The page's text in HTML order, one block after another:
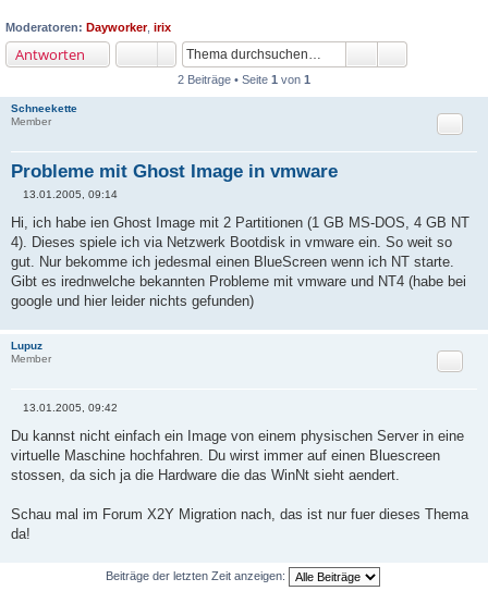
Moderatoren: Dayworker, irix
Antworten
2 Beiträge • Seite 1 von 1
Schneekette
Member
Probleme mit Ghost Image in vmware
Zitat
a
g
13.01.2005, 09:14
Hi, ich habe ien Ghost Image mit 2 Partitionen (1 GB MS-DOS, 4 GB NT
4). Dieses spiele ich via Netzwerk Bootdisk in vmware ein. So weit so
gut. Nur bekomme ich jedesmal einen BlueScreen wenn ich NT starte.
Gibt es irednwelche bekannten Probleme mit vmware und NT4 (habe bei
google und hier leider nichts gefunden)
Lupuz
Member
Zitat
i
t
a
13.01.2005, 09:42
Du kannst nicht einfach ein Image von einem physischen Server in eine
virtuelle Maschine hochfahren. Du wirst immer auf einen Bluescreen
stossen, da sich ja die Hardware die das WinNt sieht aendert.
Schau mal im Forum X2Y Migration nach, das ist nur fuer dieses Thema
da!
Beiträge der letzten Zeit anzeigen: